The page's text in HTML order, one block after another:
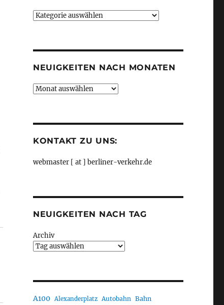
Neuigkeiten
NEUIGKEITEN NACH MONATEN
Neuigkeiten
KONTAKT ZU UNS:
webmaster [ at ] berliner-verkehr.de
NEUIGKEITEN NACH TAG
Archiv
A100 Alexanderplatz Autobahn Bahn